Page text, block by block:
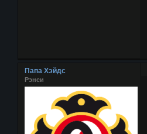
Папа Хэйдс
Рэнси